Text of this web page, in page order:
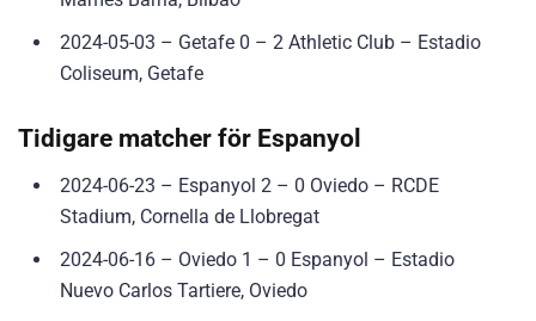
2024-05-03 – Getafe 0 – 2 Athletic Club – Estadio
Coliseum, Getafe
Tidigare matcher för Espanyol
2024-06-23 – Espanyol 2 – 0 Oviedo – RCDE
Stadium, Cornella de Llobregat
2024-06-16 – Oviedo 1 – 0 Espanyol – Estadio
Nuevo Carlos Tartiere, Oviedo